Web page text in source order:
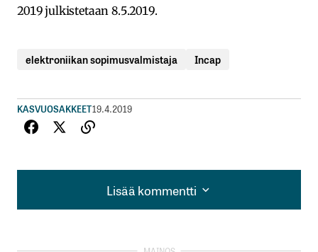
2019 julkistetaan 8.5.2019.
elektroniikan sopimusvalmistaja Incap
KASVUOSAKKEET19.4.2019
Lisää kommentti
Lisää kommentti